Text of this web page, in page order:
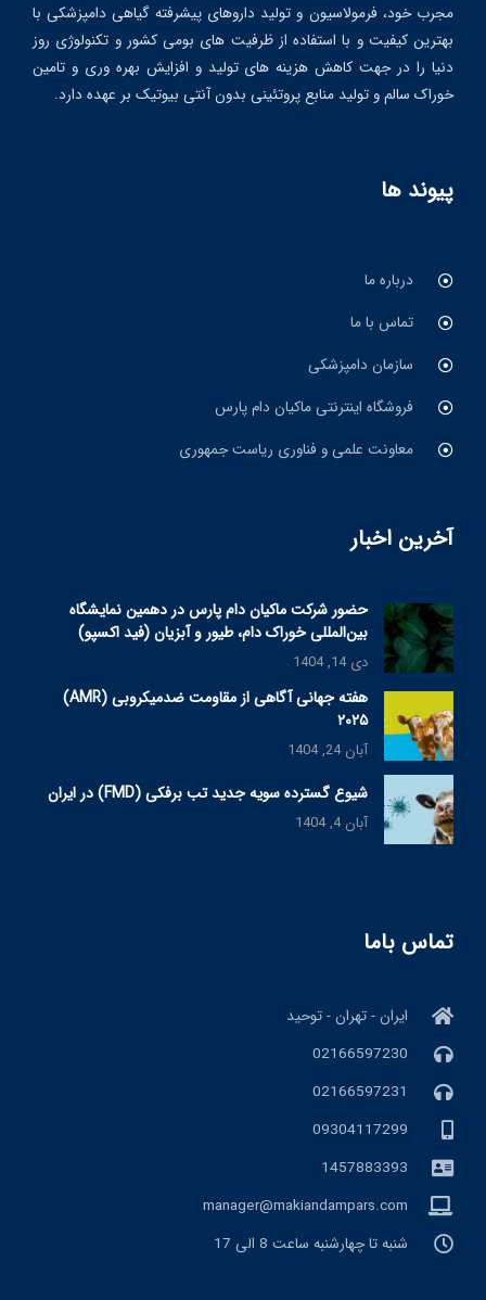
مجرب خود، فرمولاسیون و تولید داروهای پیشرفته گیاهی دامپزشکی با
بهترین کیفیت و با استفاده از ظرفیت های بومی کشور و تکنولوژی روز
دنیا را در جهت کاهش هزینه های تولید و افزایش بهره وری و تامین
خوراک سالم و تولید منابع پروتئینی بدون آنتی بیوتیک بر عهده دارد.
پیوند ها
درباره ما
تماس با ما
سازمان دامپزشکی
فروشگاه اینترنتی ماکیان دام پارس
معاونت علمی و فناوری ریاست جمهوری
آخرین اخبار
حضور شرکت ماکیان دام پارس در دهمین نمایشگاه
بین‌المللی خوراک دام، طیور و آبزیان (فید اکسپو)
دی 14, 1404
هفته جهانی آگاهی از مقاومت ضدمیکروبی (AMR)
۲۰۲۵
آبان 24, 1404
شیوع گسترده سویه جدید تب برفکی (FMD) در ایران
آبان 4, 1404
تماس باما
ایران - تهران - توحید
02166597230
02166597231
09304117299
1457883393
manager@makiandampars.com
شنبه تا چهارشنبه ساعت 8 الی 17